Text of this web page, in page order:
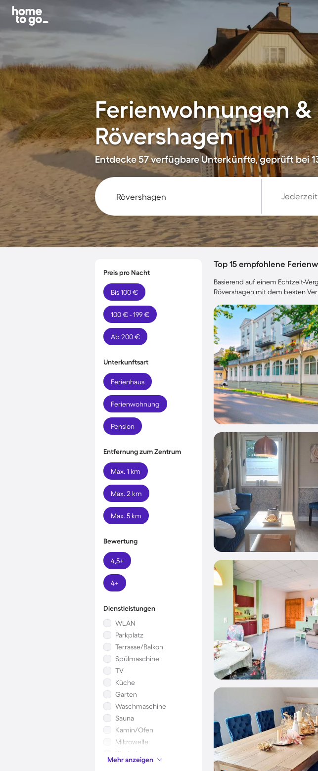
Ferienwohnungen &
Rövershagen
Entdecke 57 verfügbare Unterkünfte, geprüft bei
Jederzeit
Preis pro Nacht
Bis 100 €
100 € - 199 €
Ab 200 €
Unterkunftsart
Ferienhaus
Ferienwohnung
Pension
Entfernung zum Zentrum
Max. 1 km
Max. 2 km
Max. 5 km
Bewertung
4,5+
4+
Dienstleistungen
WLAN
Parkplatz
Terrasse/Balkon
Spülmaschine
TV
Küche
Garten
Waschmaschine
Sauna
Kamin/Ofen
Mikrowelle
Kinderbett
Klimaanlage
Mehr anzeigen
Top 15 empfohlene
Basierend auf einem Echtzeit-
Rövershagen mit dem besten